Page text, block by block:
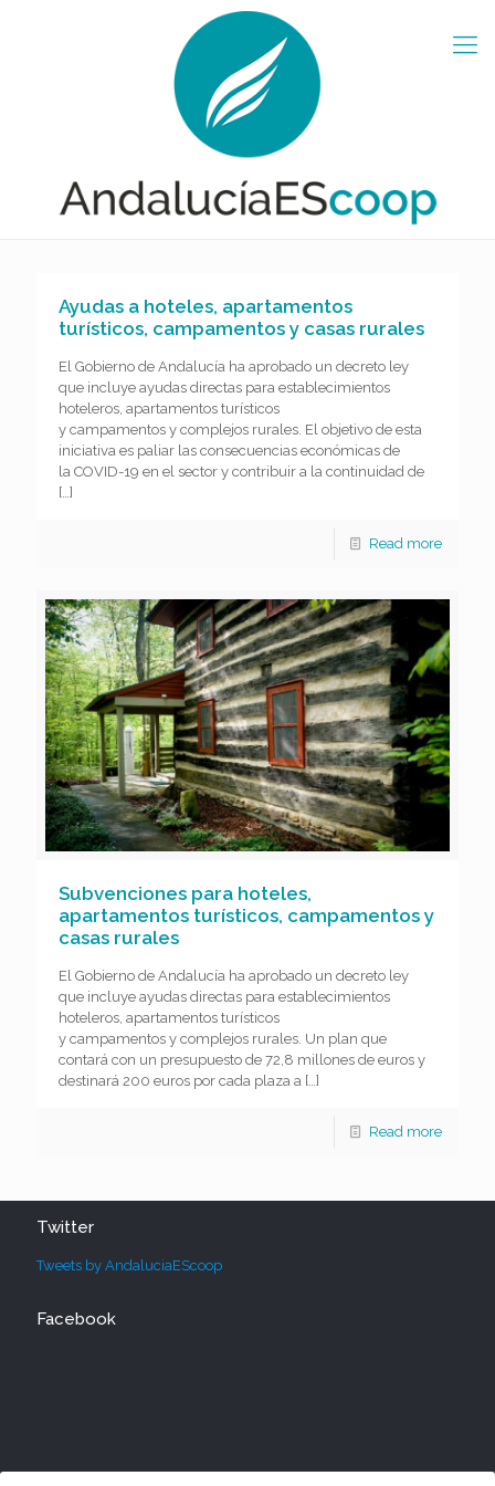
Ayudas a hoteles, apartamentos
turísticos, campamentos y casas rurales
El Gobierno de Andalucía ha aprobado un decreto ley
que incluye ayudas directas para establecimientos
hoteleros, apartamentos turísticos
y campamentos y complejos rurales. El objetivo de esta
iniciativa es paliar las consecuencias económicas de
la COVID-19 en el sector y contribuir a la continuidad de
[…]
Read more
Subvenciones para hoteles,
apartamentos turísticos, campamentos y
casas rurales
El Gobierno de Andalucía ha aprobado un decreto ley
que incluye ayudas directas para establecimientos
hoteleros, apartamentos turísticos
y campamentos y complejos rurales. Un plan que
contará con un presupuesto de 72,8 millones de euros y
destinará 200 euros por cada plaza a […]
Read more
Twitter
Tweets by AndaluciaEScoop
Facebook